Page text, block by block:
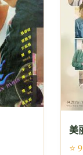
美
⭐